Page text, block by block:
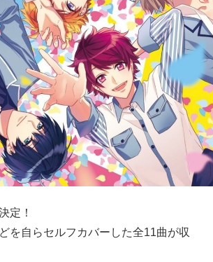
定！
を自らセルフカバーした全11曲が収